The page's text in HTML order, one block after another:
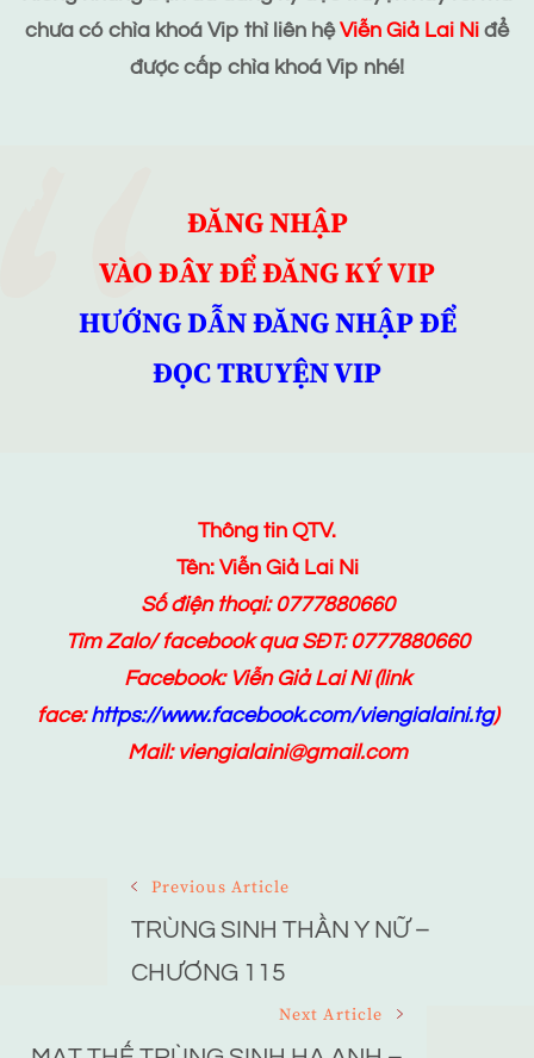
chưa có chìa khoá Vip thì liên hệViễn Giả Lai Ni để
được cấp chìa khoá Vip nhé!
ĐĂNG NHẬP
VÀO ĐÂY ĐỂ ĐĂNG KÝ VIP
HƯỚNG DẪN ĐĂNG NHẬP ĐỂ
ĐỌC TRUYỆN VIP
Thông tin QTV.
Tên: Viễn Giả Lai Ni
Số điện thoại: 0777880660
Tìm Zalo/ facebook qua SĐT: 0777880660
Facebook: Viễn Giả Lai Ni(link
face:https://www.facebook.com/viengialaini.tg)
Mail: viengialaini@gmail.com
Navigation
Previous Article
TRÙNG SINH THẦN Y NỮ –
CHƯƠNG 115
Next Article